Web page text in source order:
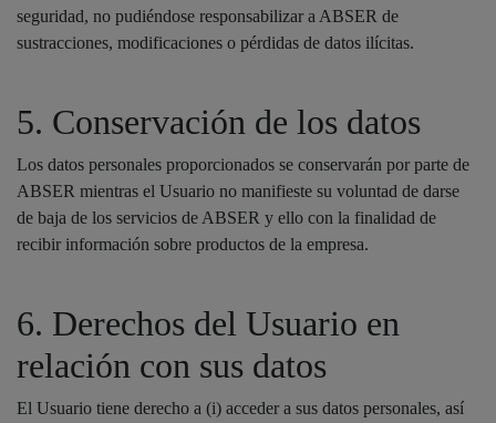
seguridad, no pudiéndose responsabilizar a ABSER de
sustracciones, modificaciones o pérdidas de datos ilícitas.
5. Conservación de los datos
Los datos personales proporcionados se conservarán por parte de
ABSER mientras el Usuario no manifieste su voluntad de darse
de baja de los servicios de ABSER y ello con la finalidad de
recibir información sobre productos de la empresa.
6. Derechos del Usuario en
relación con sus datos
El Usuario tiene derecho a (i) acceder a sus datos personales, así